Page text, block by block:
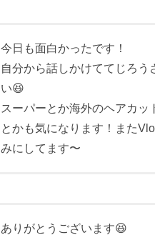
今日も面白かったです！
自分から話しかけててじろう
い😆
スーパーとか海外のヘアカッ
とかも気になります！また
みにしてます〜
ありがとうございます😆